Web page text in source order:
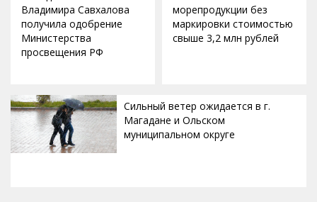
Владимира Савхалова
получила одобрение
Министерства
просвещения РФ
морепродукции без
маркировки стоимостью
свыше 3,2 млн рублей
Сильный ветер ожидается в г.
Магадане и Ольском
муниципальном округе